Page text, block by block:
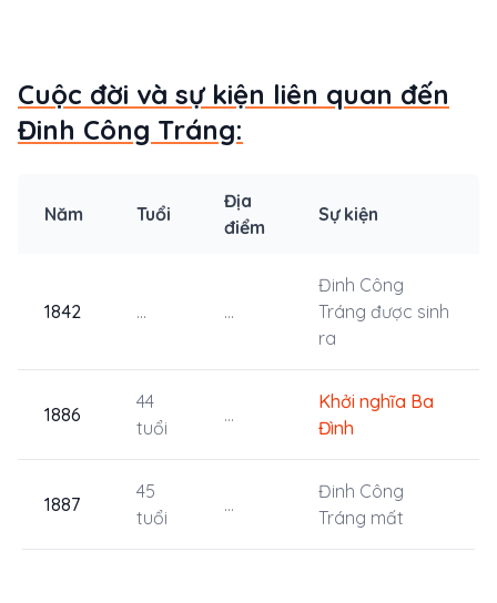
Cuộc đời và sự kiện liên quan đến
Đinh Công Tráng:
Năm Tuổi
Địa
điểm
Sự kiện
1842 ... ...
Đinh Công
Tráng được sinh
ra
1886
44
tuổi
...
Khởi nghĩa Ba
Đình
1887
45
tuổi
...
Đinh Công
Tráng mất